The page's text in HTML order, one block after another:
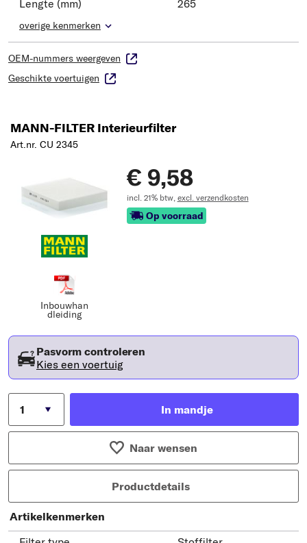
Lengte (mm)
265
overige kenmerken
OEM-nummers weergeven
Geschikte voertuigen
MANN-FILTER Interieurfilter
Art.nr. CU 2345
Inbouwhan
dleiding
€ 9,58
incl. 21% btw, excl. verzendkosten
Op voorraad
Pasvorm controleren
Kies een voertuig
In mandje
Naar wensen
Productdetails
Artikelkenmerken